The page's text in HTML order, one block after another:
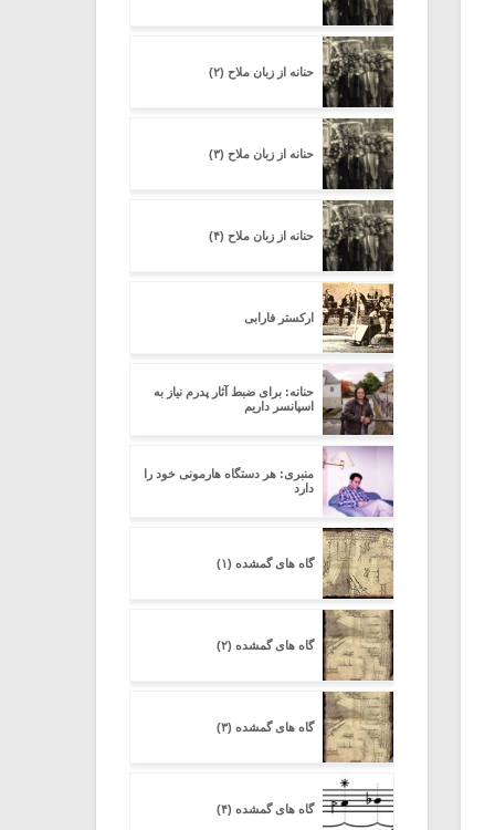
حنانه از زبان ملاح (۲)
حنانه از زبان ملاح (۳)
حنانه از زبان ملاح (۴)
ارکستر فارابی
حنانه: برای ضبط آثار پدرم نیاز به
اسپانسر داریم
منبری: هر دستگاه هارمونی خود را
دارد
گاه های گمشده (۱)
گاه های گمشده (۲)
گاه های گمشده (۳)
گاه های گمشده (۴)